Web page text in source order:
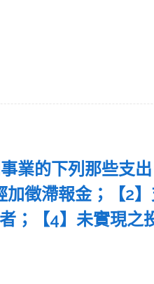
業的下列那些支
徵滯報金；【2
；【4】未實現之